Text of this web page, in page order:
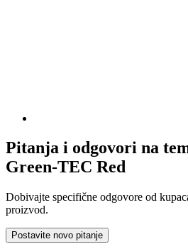
Pitanja i odgovori na
Green-TEC Red
Dobivajte specifične odgovore od
proizvod.
Postavite novo pitanje